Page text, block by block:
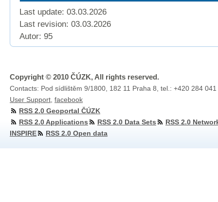
Last update: 03.03.2026
Last revision: 03.03.2026
Autor: 95
Copyright © 2010 ČÚZK, All rights reserved.
Contacts: Pod sídlištěm 9/1800, 182 11 Praha 8, tel.: +420 284
User Support facebook
RSS 2.0 Geoportal ČÚZK
RSS 2.0 Applications
RSS 2.0 Data Sets
RSS 2.0
INSPIRE
RSS 2.0 Open data